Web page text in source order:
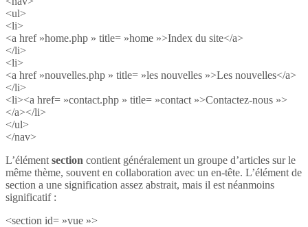
<ul>
<li>
<a href »home.php » title= »home »>Index du site</a>
</li>
<li>
<a href »nouvelles.php » title= »les nouvelles »>Les nouvelles</a>
</li>
<li><a href= »contact.php » title= »contact »>Contactez-nous »>
</a></li>
</ul>
</nav>
L’élément section contient généralement un groupe d’articles sur le
même thème, souvent en collaboration avec un en-tête. L’élément de
section a une signification assez abstrait, mais il est néanmoins
significatif :
<section id= »vue »>